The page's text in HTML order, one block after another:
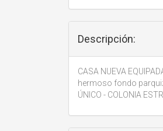
Descripción:
CASA NUEVA
hermoso fondo
ÚNICO - COLONIA